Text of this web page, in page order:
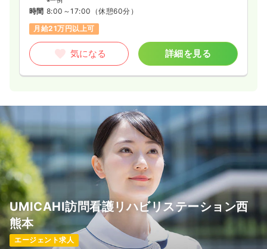
時間 8:00～17:00 （休憩60分）
月給21万円以上可
気になる 詳細を見る
UMICAHI訪問看護リハビリステーション西
熊本
エージェント求人